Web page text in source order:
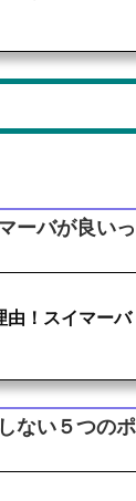
ーバが良い
由！スイマーバ
ない５つの